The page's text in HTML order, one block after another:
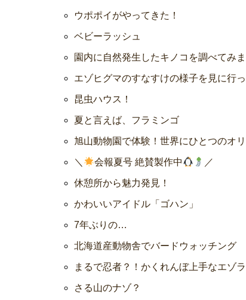
ウポポイがやってきた！
ベビーラッシュ
園内に自然発生したキノコを調べてみ
エゾヒグマのすなすけの様子を見に行っ
昆虫ハウス！
夏と言えば、フラミンゴ
旭山動物園で体験！世界にひとつのオ
＼ 会報夏号 絶賛製作中 ／
休憩所から魅力発見！
かわいいアイドル「ゴハン」
7年ぶりの…
北海道産動物舎でバードウォッチング
まるで忍者？！かくれんぼ上手なエゾ
さる山のナゾ？